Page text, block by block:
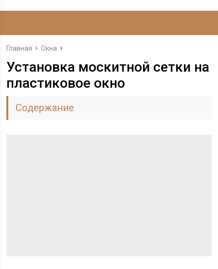
Главная Окна
Установка москитной сетки на
пластиковое окно
Содержание